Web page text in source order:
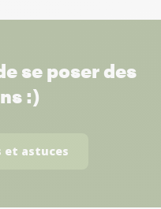
se poser des
:)
et astuces